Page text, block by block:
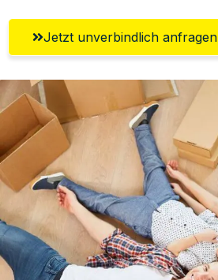
Jetzt unverbindlich anfragen